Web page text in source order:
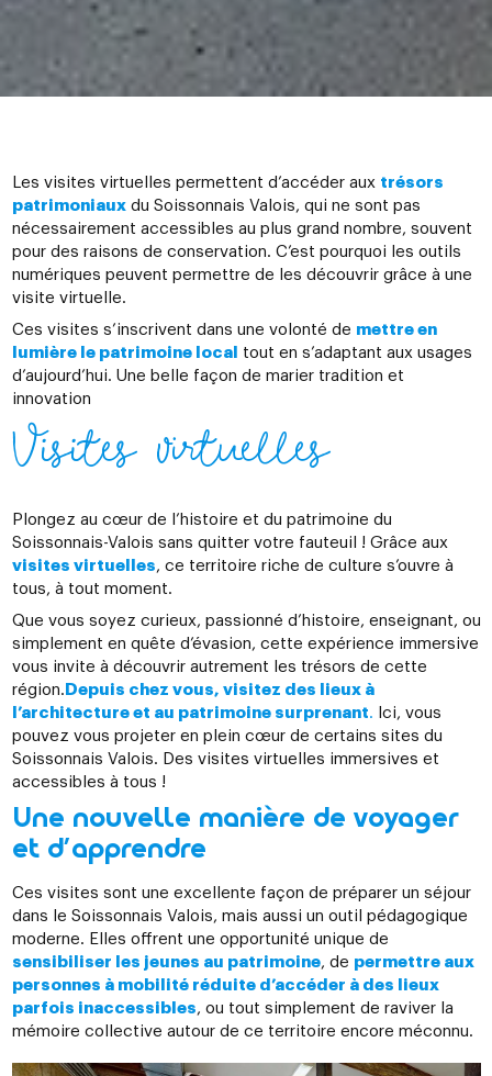
Les visites virtuelles permettent d’accéder aux trésors
patrimoniauxdu Soissonnais Valois, qui ne sont pas
nécessairement accessibles au plus grand nombre, souvent
pour des raisons de conservation. C’est pourquoi les outils
numériques peuvent permettre de les découvrir grâce à une
visite virtuelle.
Ces visites s’inscrivent dans une volonté de mettre en
lumière le patrimoine local
tout en s’adaptant aux usages
d’aujourd’hui. Une belle façon de marier tradition et
innovation
Visites virtuelles
Plongez au cœur de l’histoire et du patrimoine du
Soissonnais-Valois sans quitter votre fauteuil ! Grâce aux
visites virtuelles, ce territoire riche de culture s’ouvre à
tous, à tout moment.
Que vous soyez curieux, passionné d’histoire, enseignant, ou
simplement en quête d’évasion, cette expérience immersive
vous invite à découvrir autrement les trésors de cette
région. Depuis chez vous, visitez des lieux à
l’architecture et au patrimoine surprenant. Ici, vous
pouvez vous projeter en plein cœur de certains sites du
Soissonnais Valois. Des visites virtuelles immersives et
accessibles à tous !
Une nouvelle manière de voyager
et d’apprendre
Ces visites sont une excellente façon de préparer un séjour
dans le Soissonnais Valois, mais aussi un outil pédagogique
moderne. Elles offrent une opportunité unique de
sensibiliser les jeunes au patrimoine, de permettre aux
personnes à mobilité réduite d’accéder à des lieux
parfois inaccessibles, ou tout simplement de raviver la
mémoire collective autour de ce territoire encore méconnu.